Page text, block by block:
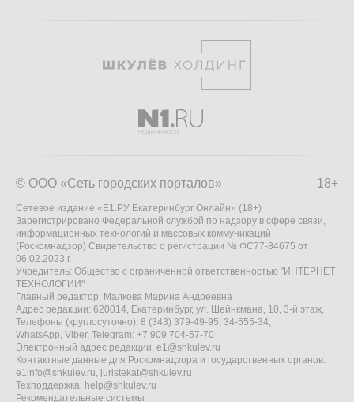
18+
© ООО «Сеть городских порталов»
Сетевое издание «Е1.РУ Екатеринбург Онлайн» (18+)
Зарегистрировано Федеральной службой по надзору в сфере связи,
информационных технологий и массовых коммуникаций
(Роскомнадзор) Свидетельство о регистрации № ФС77-84675 от
06.02.2023 г.
Учредитель: Общество с ограниченной ответственностью "ИНТЕРНЕТ
ТЕХНОЛОГИИ"
Главный редактор: Малкова Марина Андреевна
Адрес редакции: 620014, Екатеринбург, ул. Шейнкмана, 10, 3-й этаж,
Телефоны (круглосуточно): 8 (343) 379-49-95, 34-555-34,
WhatsApp, Viber, Telegram: +7 909 704-57-70
Электронный адрес редакции: e1@shkulev.ru
Контактные данные для Роскомнадзора и государственных органов:
e1info@shkulev.ru, juristekat@shkulev.ru
Техподдержка: help@shkulev.ru
Рекомендательные системы